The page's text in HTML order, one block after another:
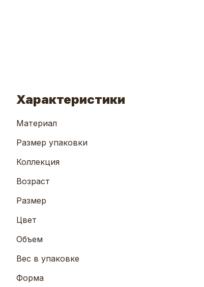
Характеристики
Материал
Размер упаковки
Коллекция
Возраст
Размер
Цвет
Объем
Вес в упаковке
Форма